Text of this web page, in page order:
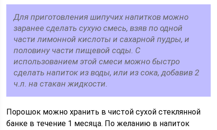
Для приготовления шипучих напитков можно
заранее сделать сухую смесь, взяв по одной
части лимонной кислоты и сахарной пудры, и
половину части пищевой соды. С
использованием этой смеси можно быстро
сделать напиток из воды, или из сока, добавив 2
ч.л. на стакан жидкости.
Порошок можно хранить в чистой сухой стеклянной
банке в течение 1 месяца. По желанию в напиток